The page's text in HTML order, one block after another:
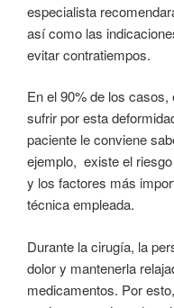
especialista
así como las
evitar contratiempos.
En el 90% de los
sufrir por esta
paciente le conviene
ejemplo, existe el
y los factores más
técnica empleada.
Durante la cirugía, la
dolor y mantenerla
medicamentos. Por